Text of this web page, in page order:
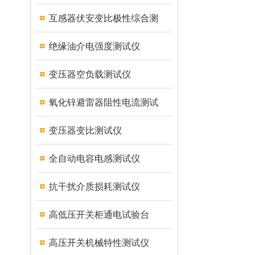
互感器伏安变比极性综合测
绝缘油介电强度测试仪
变压器空负载测试仪
氧化锌避雷器阻性电流测试
变压器变比测试仪
全自动电容电感测试仪
抗干扰介质损耗测试仪
高低压开关柜通电试验台
高压开关机械特性测试仪